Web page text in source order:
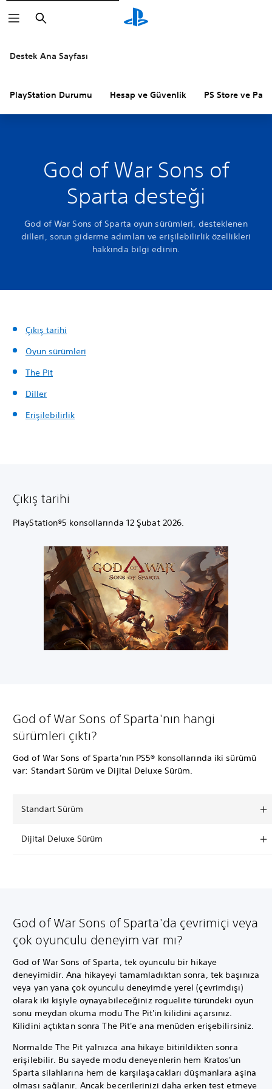
Arama
Destek Ana Sayfası
PlayStation Durumu Hesap ve Güvenlik PS Store ve
God of War Sons of
Sparta desteği
God of War Sons of Sparta oyun sürümleri, desteklenen
dilleri, sorun giderme adımları ve erişilebilirlik özellikleri
hakkında bilgi edinin.
Çıkış tarihi
Oyun sürümleri
The Pit
Diller
Erişilebilirlik
Çıkış tarihi
PlayStation®5 konsollarında 12 Şubat 2026.
God of War Sons of Sparta'nın hangi
sürümleri çıktı?
God of War Sons of Sparta'nın PS5® konsollarında iki sürümü
var: Standart Sürüm ve Dijital Deluxe Sürüm.
Standart Sürüm
Dijital Deluxe Sürüm
God of War Sons of Sparta'da çevrimiçi veya
çok oyunculu deneyim var mı?
God of War Sons of Sparta, tek oyunculu bir hikaye
deneyimidir. Ana hikayeyi tamamladıktan sonra, tek başınıza
veya yan yana çok oyunculu deneyimde yerel (çevrimdışı)
olarak iki kişiyle oynayabileceğiniz roguelite türündeki oyun
sonu meydan okuma modu The Pit'in kilidini açarsınız.
Kilidini açtıktan sonra The Pit'e ana menüden erişebilirsiniz.
Normalde The Pit yalnızca ana hikaye bitirildikten sonra
erişilebilir. Bu sayede modu deneyenlerin hem Kratos'un
Sparta silahlarına hem de karşılaşacakları düşmanlara aşina
olması sağlanır. Ancak becerilerinizi daha erken test etmeye